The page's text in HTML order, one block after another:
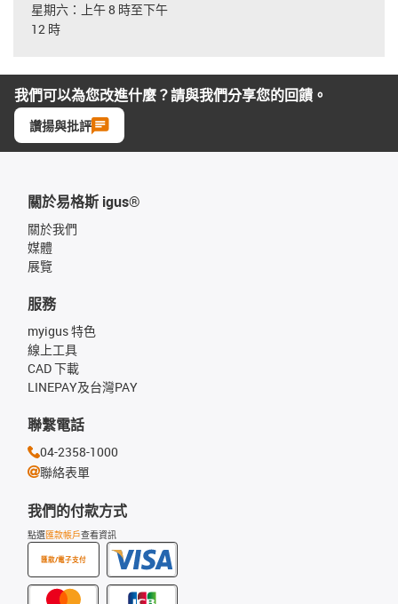
星期六：上午 8 時至下午
12 時
我們可以為您改進什麼？請與我們分享您的回饋。
讚揚與批評
關於易格斯 igus®
關於我們
媒體
展覽
我們的付款方式
點選匯款帳戶查看資訊
匯款/電子支付
服務
myigus 特色
線上工具
CAD 下載
LINEPAY及台灣PAY
聯繫電話
04-2358-1000
聯絡表單